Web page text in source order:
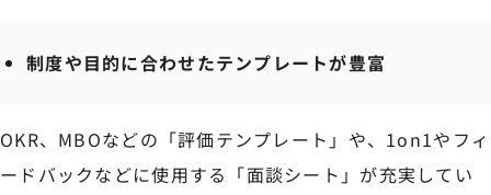
制度や目的に合わせたテンプレートが豊富
OKR、MBOなどの「評価テンプレート」や、1on1やフィ
ードバックなどに使用する「面談シート」が充実してい